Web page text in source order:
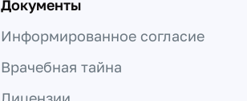
Документы
Информированное согласие
Врачебная тайна